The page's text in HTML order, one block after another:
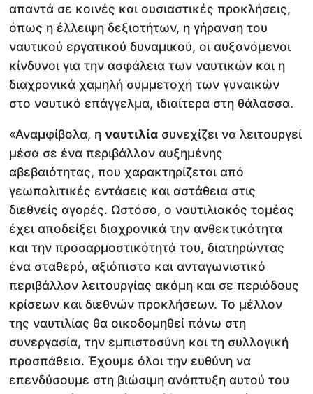
απαντά σε κοινές και ουσιαστικές προκλήσεις,
όπως η έλλειψη δεξιοτήτων, η γήρανση του
ναυτικού εργατικού δυναμικού, οι αυξανόμενοι
κίνδυνοι για την ασφάλεια των ναυτικών και η
διαχρονικά χαμηλή συμμετοχή των γυναικών
στο ναυτικό επάγγελμα, ιδιαίτερα στη θάλασσα.
«Αναμφίβολα, ηναυτιλία συνεχίζει να λειτουργεί
μέσα σε ένα περιβάλλον αυξημένης
αβεβαιότητας, που χαρακτηρίζεται από
γεωπολιτικές εντάσεις και αστάθεια στις
διεθνείς αγορές. Ωστόσο, ο ναυτιλιακός τομέας
έχει αποδείξει διαχρονικά την ανθεκτικότητα
και την προσαρμοστικότητά του, διατηρώντας
ένα σταθερό, αξιόπιστο και ανταγωνιστικό
περιβάλλον λειτουργίας ακόμη και σε περιόδους
κρίσεων και διεθνών προκλήσεων. Το μέλλον
της ναυτιλίας θα οικοδομηθεί πάνω στη
συνεργασία, την εμπιστοσύνη και τη συλλογική
προσπάθεια. Έχουμε όλοι την ευθύνη να
επενδύσουμε στη βιώσιμη ανάπτυξη αυτού του